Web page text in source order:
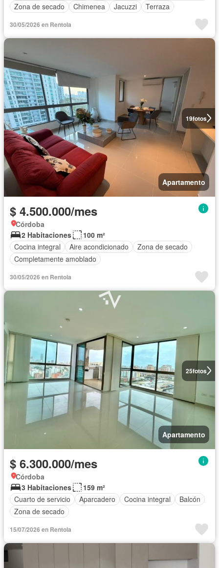
Zona de secado
Chimenea Jacuzzi Terraza
30/05/2026 en Rentola
19fotos
Apartamento
$ 4.500.000/mes
Córdoba
2 Habitaciones
100 m²
Cocina integral
Aire acondicionado
Zona de secado
Completamente amoblado
30/05/2026 en Rentola
25fotos
Apartamento
$ 6.300.000/mes
Córdoba
3 Habitaciones
159 m²
Cuarto de servicio
Aparcadero Cocina integral
Balcón
Zona de secado
15/07/2026 en Rentola